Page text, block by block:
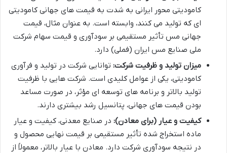
کامودیتی محور ایرانی به شدت به قیمت های جهانی کامودیتی
ای که تولید می کنند، وابسته است. به عنوان مثال، قیمت
جهانی مس تأثیر مستقیمی بر سودآوری و قیمت سهام شرکت
ملی صنایع مس ایران (فملی) دارد.
میزان تولید و ظرفیت شرکت: توانایی شرکت در تولید و فرآوری
کامودیتی، یکی از عوامل کلیدی است. شرکت هایی با ظرفیت
تولید بالاتر و برنامه های توسعه ای مؤثر، در صورت مساعد
بودن قیمت های جهانی، پتانسیل رشد بیشتری دارند.
کیفیت و عیار (برای معادن): در صنایع معدنی، کیفیت و عیار
ماده استخراج شده تأثیر مستقیمی بر قیمت نهایی محصول و
در نتیجه سودآوری شرکت دارد. معادن با عیار بالاتر، معمولاً از